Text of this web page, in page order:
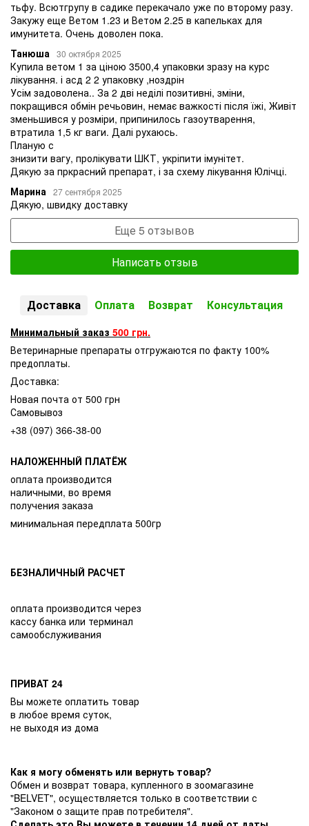
тьфу. Всютгрупу в садике перекачало уже по второму разу.
Закужу еще Ветом 1.23 и Ветом 2.25 в капельках для
имунитета. Очень доволен пока.
Танюша
30 октября 2025
Купила ветом 1 за ціною 3500,4 упаковки зразу на курс
лікування. і асд 2 2 упаковку ,ноздрін
Усім задоволена.. За 2 дві неділі позитивні, зміни,
покращився обмін речьовин, немає важкості після їжі, Живіт
зменьшився у розміри, припинилось газоутварення,
втратила 1,5 кг ваги. Далі рухаюсь.
Планую с
знизити вагу, пролікувати ШКТ, укріпити імунітет.
Дякую за пркрасний препарат, і за схему лікування Юлічці.
Марина
27 сентября 2025
Дякую, швидку доставку
Еще 5 отзывов
Написать отзыв
Доставка Оплата Возврат Консультация
Минимальный заказ 500 грн.
Ветеринарные препараты отгружаются по факту 100%
предоплаты.
Доставка:
Новая почта от 500 грн
Самовывоз
+38 (097) 366-38-00
НАЛОЖЕННЫЙ ПЛАТЁЖ
оплата производится
наличными, во время
получения заказа
минимальная передплата 500гр
БЕЗНАЛИЧНЫЙ РАСЧЕТ
оплата производится через
кассу банка или терминал
самообслуживания
ПРИВАТ 24
Вы можете оплатить товар
в любое время суток,
не выходя из дома
Как я могу обменять или вернуть товар?
Обмен и возврат товара, купленного в зоомагазине
"BELVET", осуществляется только в соответствии с
"Законом о защите прав потребителя".